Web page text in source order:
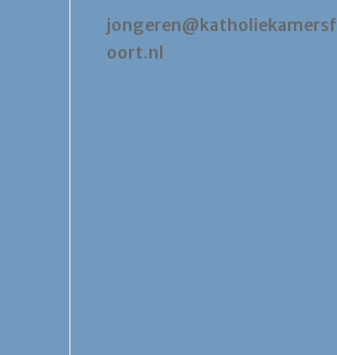
jongeren@katholiekamersf
oort.nl